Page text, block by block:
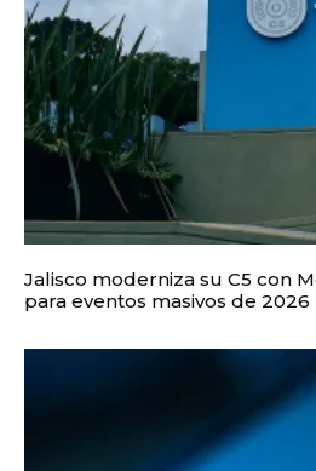
Jalisco moderniza su C5 con
para eventos masivos de 2026